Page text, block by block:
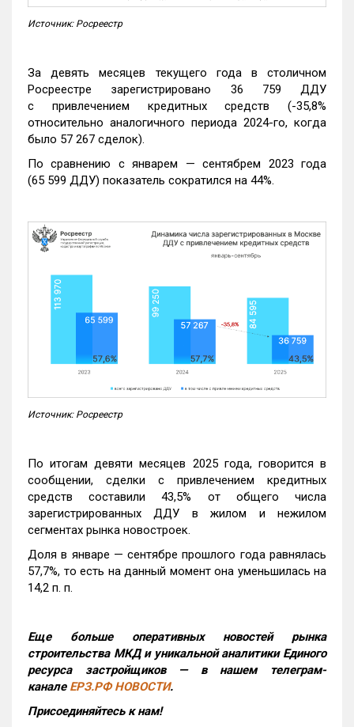
Источник: Росреестр
За девять месяцев текущего года в столичном
Росреестре зарегистрировано 36 759 ДДУ
с привлечением кредитных средств (-35,8%
относительно аналогичного периода 2024-го, когда
было 57 267 сделок).
По сравнению с январем — сентябрем 2023 года
(65 599 ДДУ) показатель сократился на 44%.
Источник: Росреестр
По итогам девяти месяцев 2025 года, говорится в
сообщении, сделки с привлечением кредитных
средств составили 43,5% от общего числа
зарегистрированных ДДУ в жилом и нежилом
сегментах рынка новостроек.
Доля в январе — сентябре прошлого года равнялась
57,7%, то есть на данный момент она уменьшилась на
14,2 п. п.
Еще больше оперативных новостей рынка
строительства МКД и уникальной аналитики Единого
ресурса застройщиков — в нашем телеграм-
канале ЕРЗ.РФ НОВОСТИ.
Присоединяйтесь к нам!